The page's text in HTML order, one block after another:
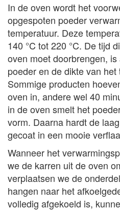
In de oven wordt het
opgespoten poeder
temperatuur. Deze
140 °C tot 220 °C. De tijd
oven moet doorbrengen,
poeder en de dikte van
Sommige producten
oven in, andere wel 40
in de oven smelt het
vorm. Daarna hardt de
gecoat in een mooie
Wanneer het
we de karren uit de oven
verplaatsen we de
hangen naar het
volledig afgekoeld is,